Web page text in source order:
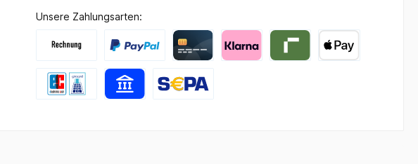
Unsere Zahlungsarten: